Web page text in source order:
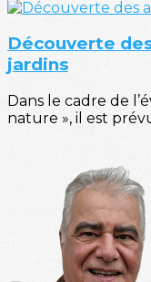
Découverte
jardins
Dans le cadre de
nature », il est